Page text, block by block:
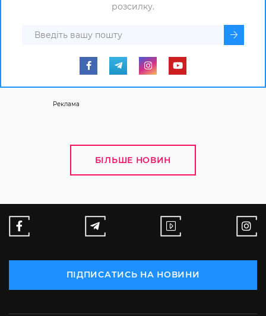
розсилку.
Реклама
БІЛЬШЕ НОВИН
ПІДПИСАТИСЬ НА НОВИНИ